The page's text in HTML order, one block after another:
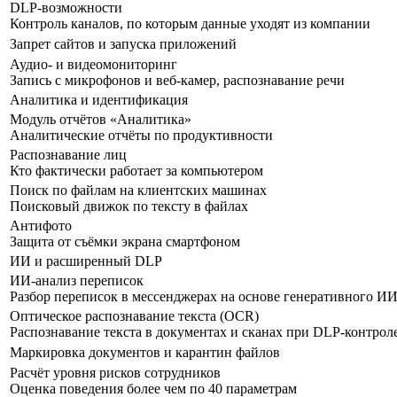
DLP-возможности
Контроль каналов, по которым данные уходят из компании
Запрет сайтов и запуска приложений
Аудио- и видеомониторинг
Запись с микрофонов и веб-камер, распознавание речи
Аналитика и идентификация
Модуль отчётов «Аналитика»
Аналитические отчёты по продуктивности
Распознавание лиц
Кто фактически работает за компьютером
Поиск по файлам на клиентских машинах
Поисковый движок по тексту в файлах
Антифото
Защита от съёмки экрана смартфоном
ИИ и расширенный DLP
ИИ-анализ переписок
Разбор переписок в мессенджерах на основе генеративного ИИ
Оптическое распознавание текста (OCR)
Распознавание текста в документах и сканах при DLP-
Маркировка документов и карантин файлов
Расчёт уровня рисков сотрудников
Оценка поведения более чем по 40 параметрам